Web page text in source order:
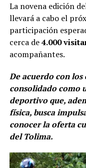
La novena edición
llevará a cabo el
participación
cerca de4.000
acompañantes.
De acuerdo con los
consolidado como
deportivo que,
física, busca
conocer la oferta
del Tolima.